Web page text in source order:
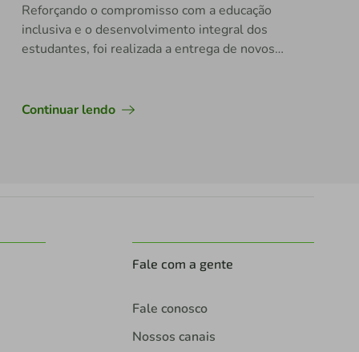
Reforçando o compromisso com a educação
inclusiva e o desenvolvimento integral dos
estudantes, foi realizada a entrega de novos
Continuar lendo
Fale com a gente
Fale conosco
Nossos canais